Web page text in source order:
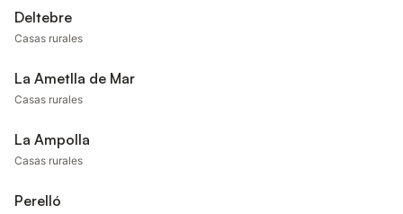
Deltebre
Casas rurales
La Ametlla de Mar
Casas rurales
La Ampolla
Casas rurales
Perelló